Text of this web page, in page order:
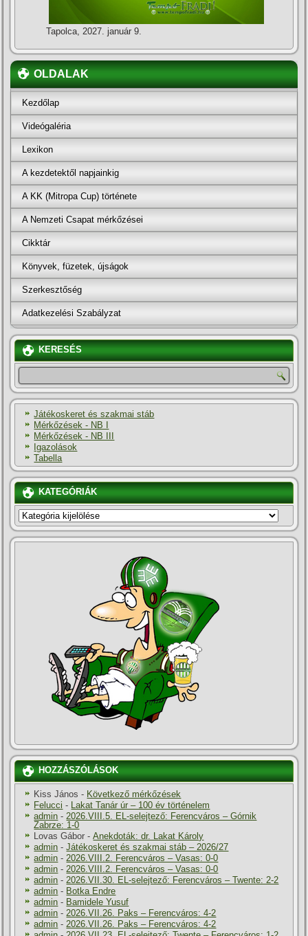
Tapolca, 2027. január 9.
OLDALAK
Kezdőlap
Videógaléria
Lexikon
A kezdetektől napjainkig
A KK (Mitropa Cup) története
A Nemzeti Csapat mérkőzései
Cikktár
Könyvek, füzetek, újságok
Szerkesztőség
Adatkezelési Szabályzat
KERESÉS
Játékoskeret és szakmai stáb
Mérkőzések - NB I
Mérkőzések - NB III
Igazolások
Tabella
KATEGÓRIÁK
KATEGÓRIÁK
HOZZÁSZÓLÁSOK
Kiss János - Következő mérkőzések
Felucci -
Lakat Tanár úr – 100 év történelem
admin - 2026.VIII.5. EL-selejtező: Ferencváros – Górnik
Zabrze: 1-0
Lovas Gábor -Anekdoták: dr. Lakat Károly
admin -Játékoskeret és szakmai stáb – 2026/27
admin - 2026.VIII.2. Ferencváros – Vasas: 0-0
admin - 2026.VIII.2. Ferencváros – Vasas: 0-0
admin - 2026.VII.30. EL-selejtező: Ferencváros – Twente: 2-2
admin - Botka Endre
admin - Bamidele Yusuf
admin - 2026.VII.26. Paks – Ferencváros: 4-2
admin - 2026.VII.26. Paks – Ferencváros: 4-2